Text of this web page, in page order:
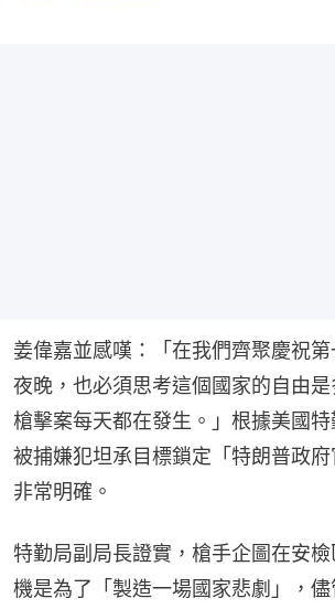
姜偉嘉並感嘆：「在我們齊聚慶祝
夜晚，也必須思考這個國家的自由
槍擊案每天都在發生。」根據美國特
被捕嫌犯坦承目標鎖定「特朗普政
非常明確。
特勤局副局長證實，槍手企圖在安
機是為了「製造一場國家悲劇」，